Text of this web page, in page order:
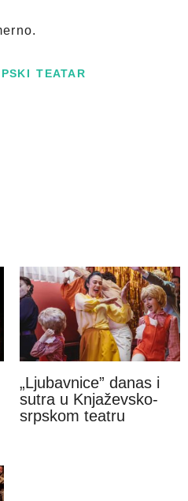
TEATAR
„Ljubavnice” danas i
sutra u Knjaževsko-
srpskom teatru